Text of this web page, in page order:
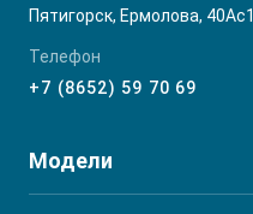
Пятигорск, Ермолова, 40Ас1
Телефон
+7 (8652) 59 70 69
Модели